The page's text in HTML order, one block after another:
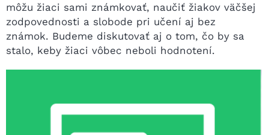
môžu žiaci sami známkovať, naučiť žiakov väčšej
zodpovednosti a slobode pri učení aj bez
známok. Budeme diskutovať aj o tom, čo by sa
stalo, keby žiaci vôbec neboli hodnotení.